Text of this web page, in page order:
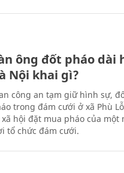
ông đốt pháo dài
Nội khai gì?
công an tạm giữ hình sự,
trong đám cưới ở xã Phù
hội đặt mua pháo của
tổ chức đám cưới.